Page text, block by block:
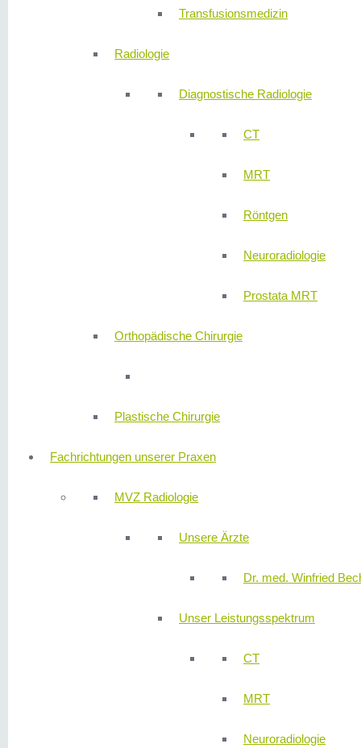
Transfusionsmedizin
Radiologie
Diagnostische Radiologie
CT
MRT
Röntgen
Neuroradiologie
Prostata MRT
Orthopädische Chirurgie
Plastische Chirurgie
Fachrichtungen unserer Praxen
MVZ Radiologie
Unsere Ärzte
Dr. med. Winfried
Unser Leistungsspektrum
CT
MRT
Neuroradiologie